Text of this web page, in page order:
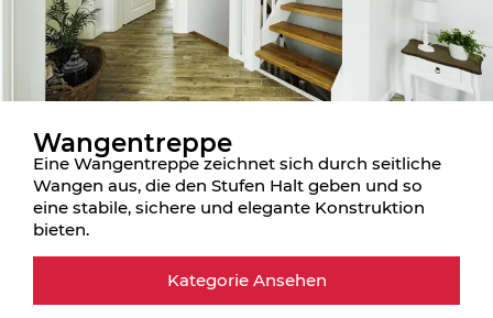
Wangentreppe
Eine Wangentreppe zeichnet sich durch seitliche
Wangen aus, die den Stufen Halt geben und so
eine stabile, sichere und elegante Konstruktion
bieten.
Kategorie Ansehen